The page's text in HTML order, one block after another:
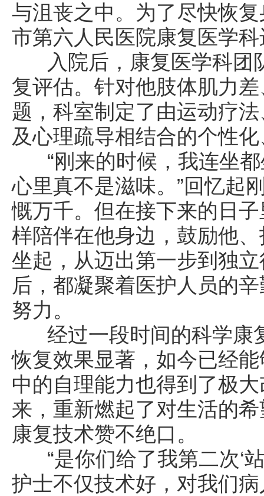
与沮丧之中。为了尽快恢
市第六人民医院康复医学
入院后，康复医学科团
复评估。针对他肢体肌力
题，科室制定了由运动疗
及心理疏导相结合的个性
“刚来的时候，我连坐都
心里真不是滋味。”回忆起
慨万千。但在接下来的日
样陪伴在他身边，鼓励他
坐起，从迈出第一步到独
后，都凝聚着医护人员的
努力。
经过一段时间的科学康
恢复效果显著，如今已经
中的自理能力也得到了极
来，重新燃起了对生活的
康复技术赞不绝口。
“是你们给了我第二次‘
护士不仅技术好，对我们